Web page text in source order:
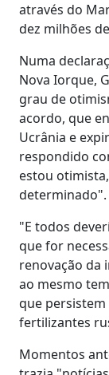
através do
dez milhões
Numa
Nova Iorque,
grau de
acordo, que
Ucrânia e
respondido
estou
determinado".
"E todos
que for
renovação da
ao mesmo
que
fertilizantes
Momentos